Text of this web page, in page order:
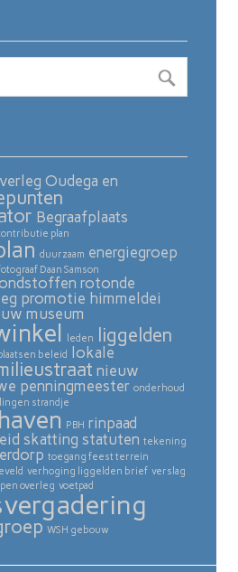
Oudega en
Begraafplaats
plan
duurzaam energiegroep
Daan Samson
rotonde
promotie himmeldei
museum
leden liggelden
beleid lokale
nieuw
penningmeester onderhoud
strandje
PBH rinpaad
skatting statuten tekening
toegang feest terrein
verhoging liggelden brief verslag
overleg voetpad
WSH gebouw